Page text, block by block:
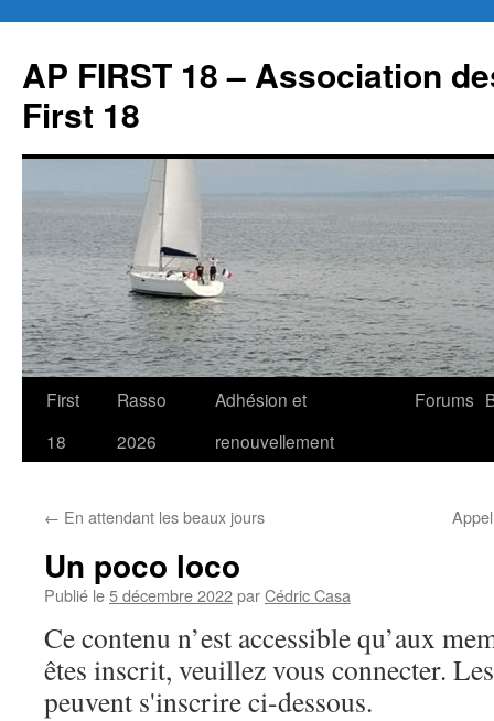
contenu
AP FIRST 18 – Association
First 18
First
18
Rasso
2026
Adhésion et
renouvellement
Forums
← En attendant les beaux jours
Un poco loco
Publié le5 décembre 2022parCédric Casa
Ce contenu n’est accessible qu’aux
êtes inscrit, veuillez vous connecter.
peuvent s'inscrire ci-dessous.